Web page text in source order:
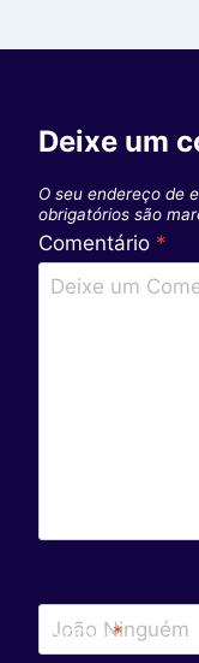
Deixe um
O seu endereço de
obrigatórios são
Comentário *
Nome*